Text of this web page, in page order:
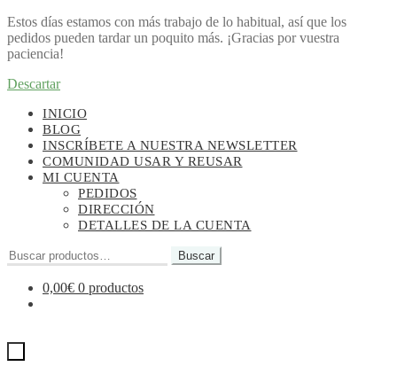
Estos días estamos con más trabajo de lo habitual, así que los
pedidos pueden tardar un poquito más. ¡Gracias por vuestra
paciencia!
Descartar
navegación
contenido
INICIO
BLOG
INSCRÍBETE A NUESTRA NEWSLETTER
COMUNIDAD USAR Y REUSAR
MI CUENTA
PEDIDOS
DIRECCIÓN
DETALLES DE LA CUENTA
Buscar
por:
Buscar
0,00€ 0 productos